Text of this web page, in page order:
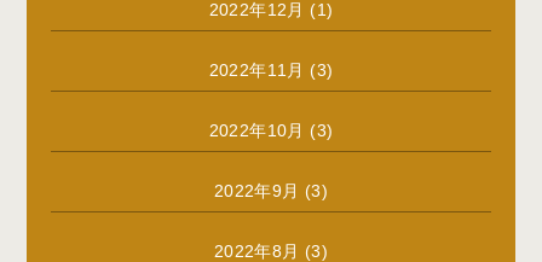
2022年12月 (1)
2022年11月 (3)
2022年10月 (3)
2022年9月 (3)
2022年8月 (3)